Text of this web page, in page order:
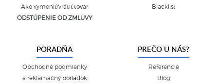
Ako vymeniť/vrátiť tovar
ODSTÚPENIE OD ZMLUVY
Blacklist
PORADŇA
Obchodné podmienky
a reklamačný poriadok
PREČO U NÁS?
Referencie
Blog